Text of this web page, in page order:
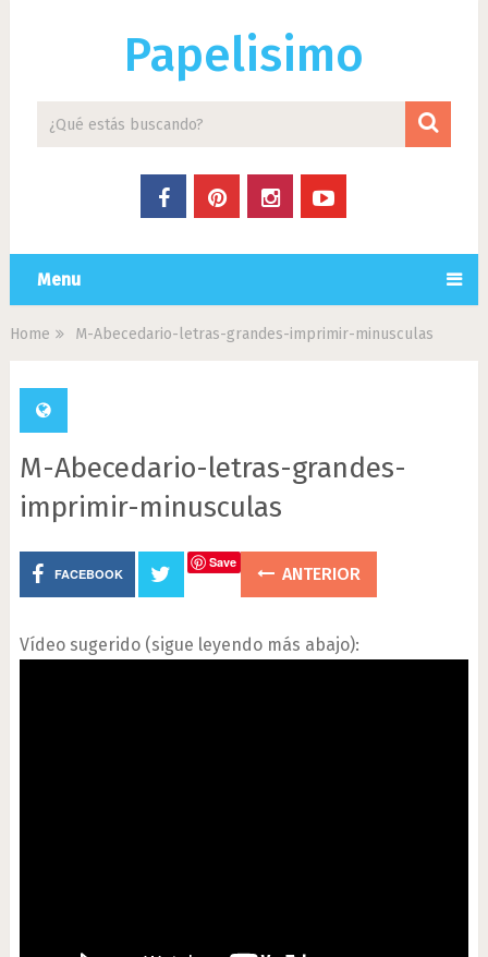
Papelisimo
Menu
Home M-Abecedario-letras-grandes-imprimir-minusculas
M-Abecedario-letras-grandes-
imprimir-minusculas
FACEBOOK
Save
ANTERIOR
Vídeo sugerido (sigue leyendo más abajo):